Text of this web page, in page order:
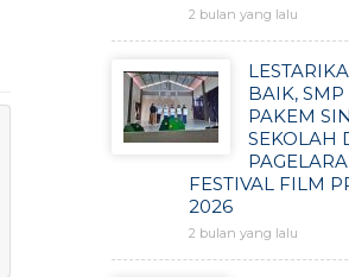
2 bulan yang lalu
BAIK,
PAKEM
SEKOLAH
FESTIVAL FILM
2026
2 bulan yang lalu